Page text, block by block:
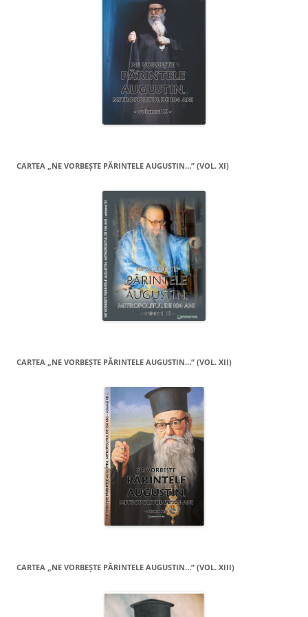
CARTEA „NE VORBEŞTE PĂRINTELE AUGUSTIN…” (VOL. XI)
CARTEA „NE VORBEŞTE PĂRINTELE AUGUSTIN…” (VOL. XII)
CARTEA „NE VORBEŞTE PĂRINTELE AUGUSTIN…” (VOL. XIII)